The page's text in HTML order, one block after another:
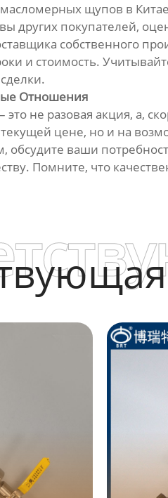
щупов в
других покупателей,
собственного
и стоимость.
Отношения
не разовая акция, а,
текущей цене, но и на
ваши
Помните, что